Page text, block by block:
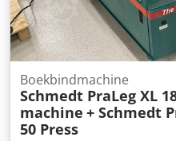
Boekbindmachine
Schmedt PraLeg XL
machine + Schmedt
50 Press